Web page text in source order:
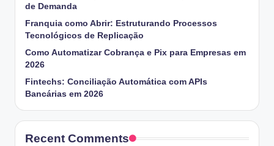
de Demanda
Franquia como Abrir: Estruturando Processos
Tecnológicos de Replicação
Como Automatizar Cobrança e Pix para Empresas em
2026
Fintechs: Conciliação Automática com APIs
Bancárias em 2026
Recent Comments